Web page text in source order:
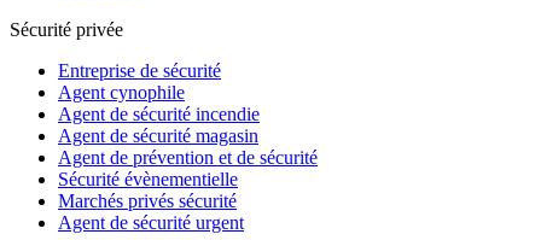
Sécurité privée
Entreprise de sécurité
Agent cynophile
Agent de sécurité incendie
Agent de sécurité magasin
Agent de prévention et de sécurité
Sécurité évènementielle
Marchés privés sécurité
Agent de sécurité urgent